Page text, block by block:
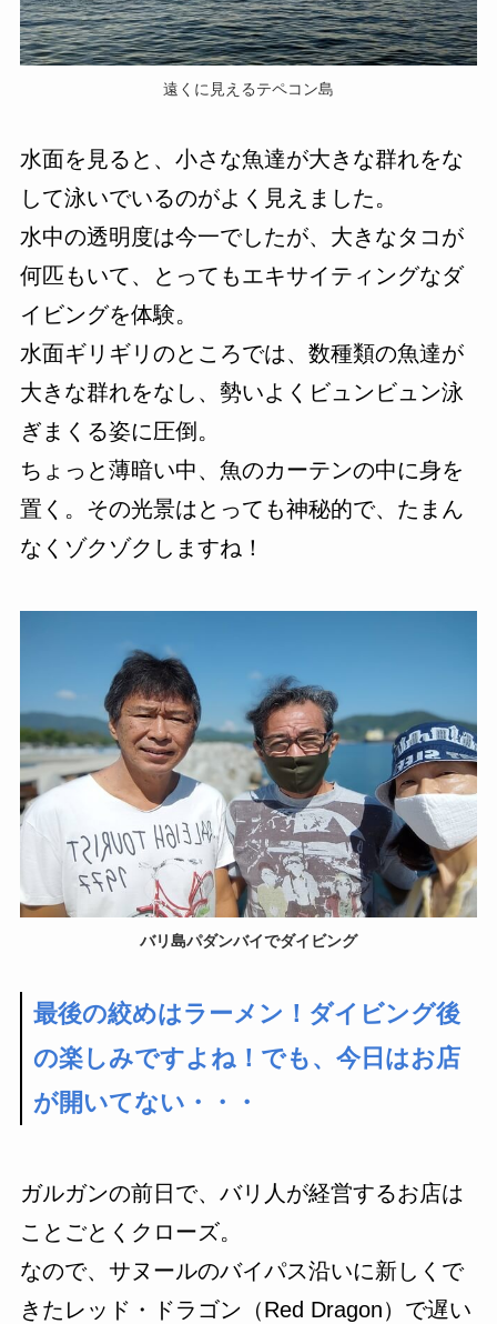
遠くに見えるテペコン島
水面を見ると、小さな魚達が大きな群れをな
して泳いでいるのがよく見えました。
水中の透明度は今一でしたが、大きなタコが
何匹もいて、とってもエキサイティングなダ
イビングを体験。
水面ギリギリのところでは、数種類の魚達が
大きな群れをなし、勢いよくビュンビュン泳
ぎまくる姿に圧倒。
ちょっと薄暗い中、魚のカーテンの中に身を
置く。その光景はとっても神秘的で、たまん
なくゾクゾクしますね！
バリ島パダンバイでダイビング
最後の絞めはラーメン！ダイビング後
の楽しみですよね！でも、今日はお店
が開いてない・・・
ガルガンの前日で、バリ人が経営するお店は
ことごとくクローズ。
なので、サヌールのバイパス沿いに新しくで
きたレッド・ドラゴン（Red Dragon）で遅い